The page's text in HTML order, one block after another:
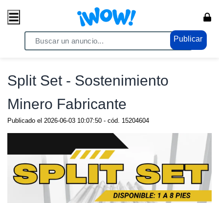
Publicar
/ Comercio / Anuncios
Split Set - Sostenimiento
Minero Fabricante
Publicado el 2026-06-03 10:07:50 - cód. 15204604